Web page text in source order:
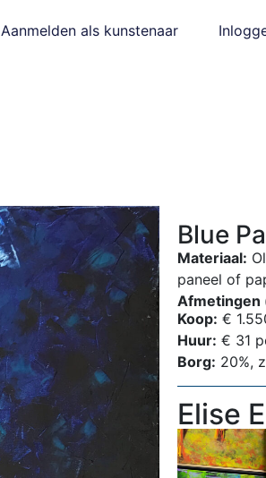
Aanmelden als kunstenaar
Blue
Materiaal:
paneel of
Afmetingen
Koop: €
Huur: € 31
Borg: 20%,
Elise